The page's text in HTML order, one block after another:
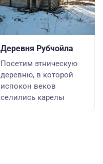
Деревня Рубчойла
Посетим этническую
деревню, в которой
испокон веков
селились карелы